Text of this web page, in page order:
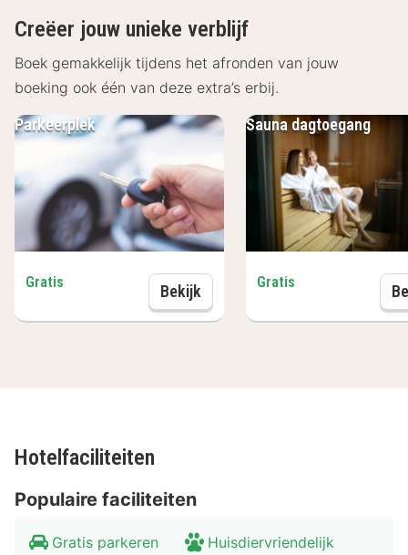
Creëer jouw unieke verblijf
Boek gemakkelijk tijdens het afronden van jouw
boeking ook één van deze extra’s erbij.
Parkeerplek
Gratis Bekijk Parkeerplek
Sauna dagtoegang
Gratis
Hotelfaciliteiten
Populaire faciliteiten
Gratis parkeren
Huisdiervriendelijk